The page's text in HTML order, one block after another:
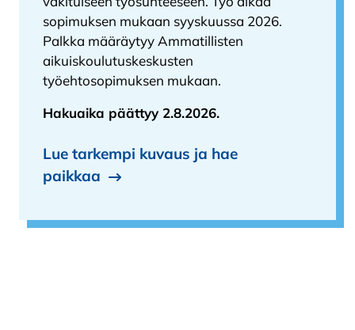
sopimuksen mukaan syyskuussa 2026.
Palkka määräytyy Ammatillisten
aikuiskoulutuskeskusten
työehtosopimuksen mukaan.
Hakuaika päättyy 2.8.2026.
Lue tarkempi kuvaus ja hae
paikkaa